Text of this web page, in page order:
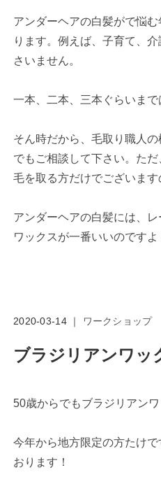
アンダーヘアの白髪がで悩
ります。例えば、子育て、
さいません。
一本、二本、三本ぐらいま
そん時だから、毛取り職人
でもご相談して下さい。た
毛を取る方だけでございます
アンダーヘアの白髪には、
ワックスが一番いいのですよ
2020-03-14 ｜ ワークショップ
ブラジリアンワッ
50歳からでもブラジリアン
今年から地方限定の方たけ
おります！